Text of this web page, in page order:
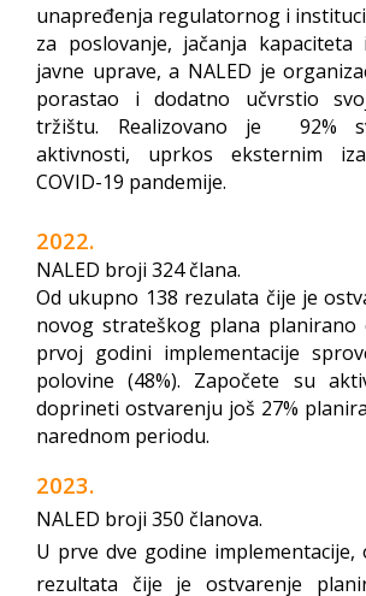
unapređenja regulatornog i
za poslovanje, jačanja
javne uprave, a NALED je
porastao i dodatno učvrstio
tržištu. Realizovano je 92%
aktivnosti, uprkos eksternim
COVID-19 pandemije.
2022.
NALED broji 324 člana.
Od ukupno 138 rezulata čije je
novog strateškog plana planirano
prvoj godini implementacije
polovine (48%). Započete su
doprineti ostvarenju još 27%
narednom periodu.
2023.
NALED broji 350 članova.
U prve dve godine implementacije,
rezultata čije je ostvarenje